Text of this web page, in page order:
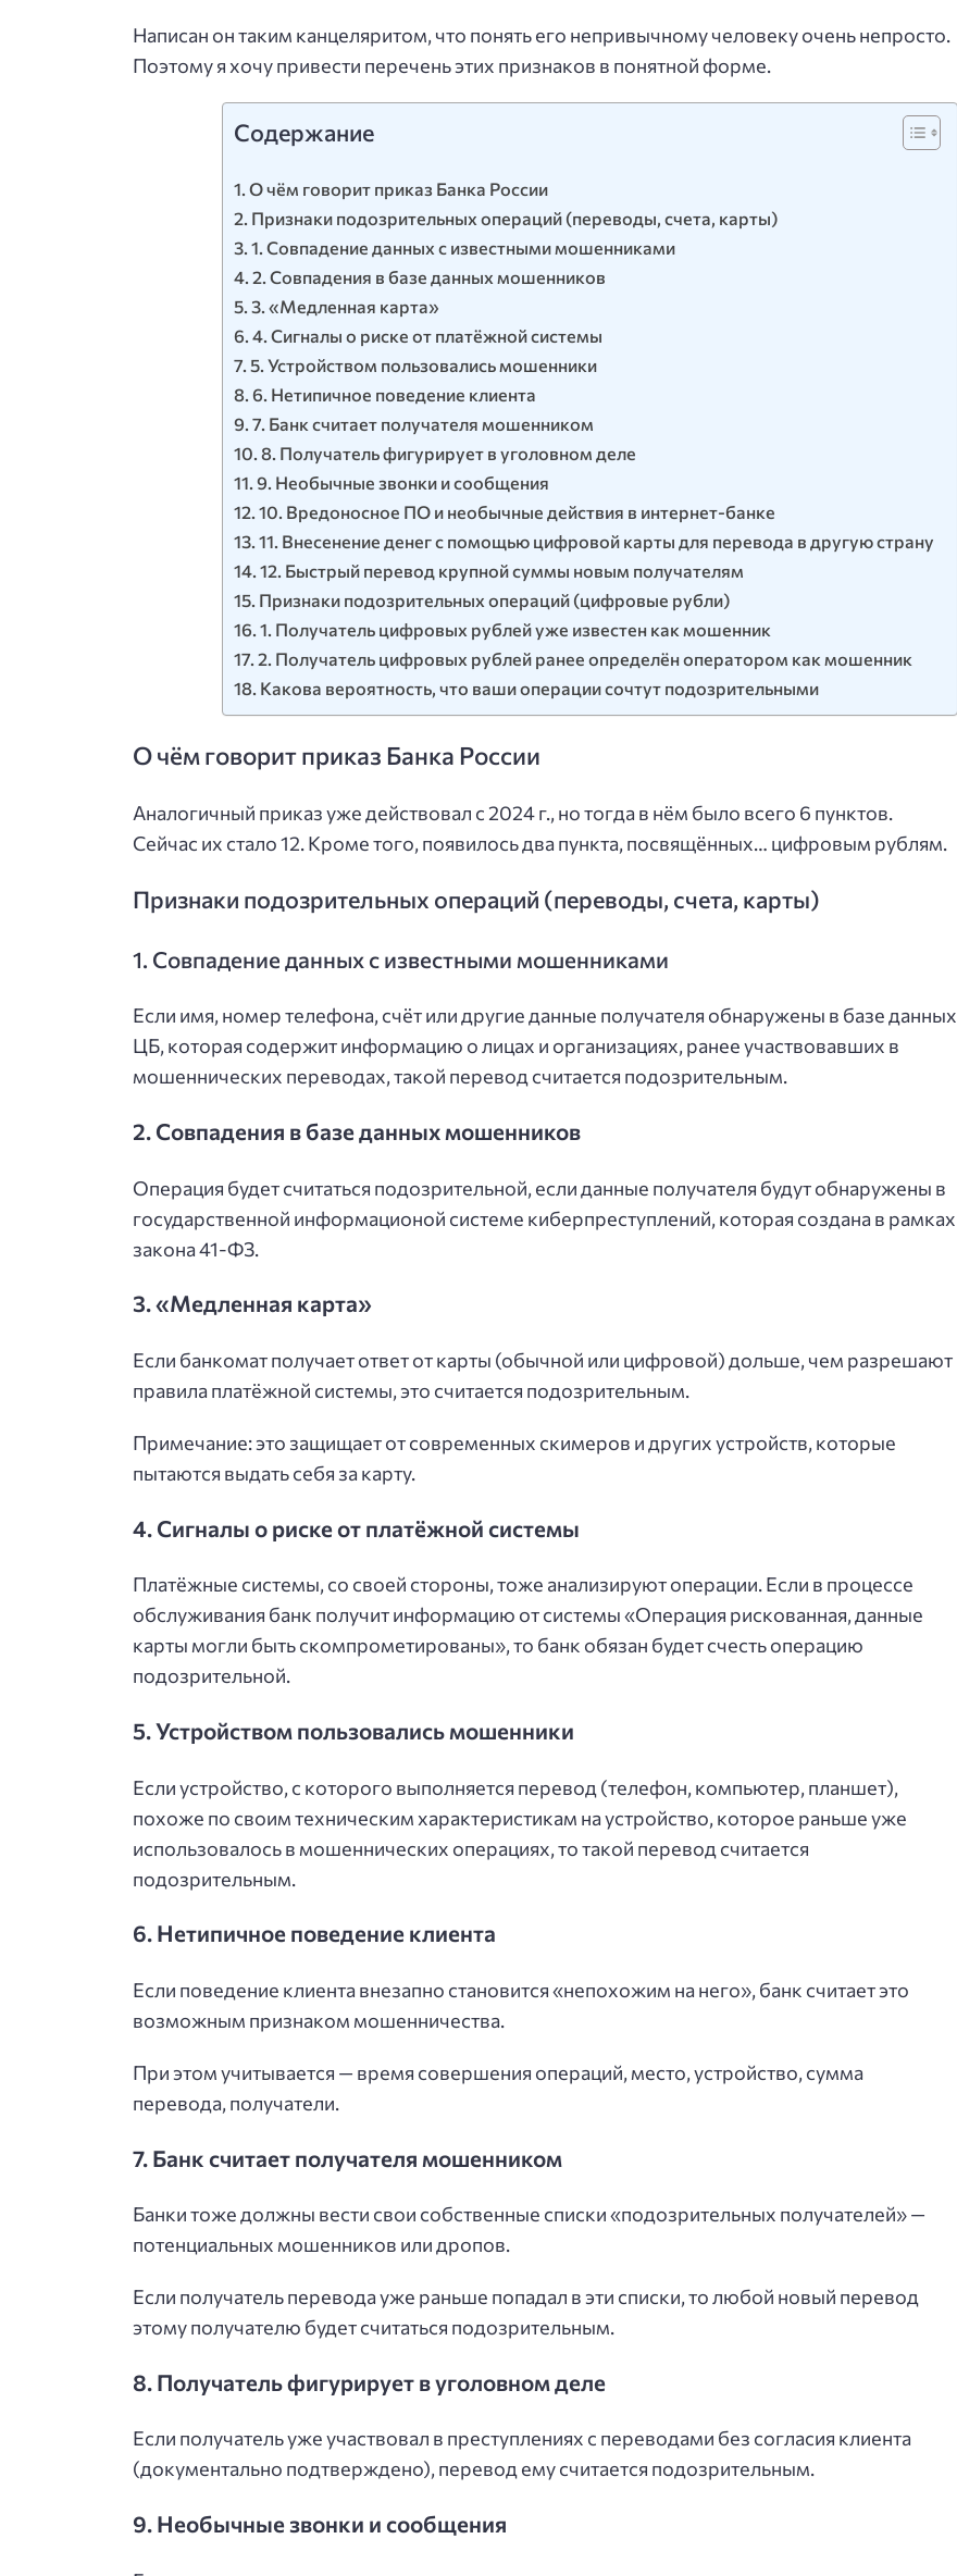
Написан он таким канцеляритом, что понять его непривычному человеку очень непросто.
Поэтому я хочу привести перечень этих признаков в понятной форме.
Содержание
О чём говорит приказ Банка России
Признаки подозрительных операций (переводы, счета, карты)
1. Совпадение данных с известными мошенниками
2. Совпадения в базе данных мошенников
3. «Медленная карта»
4. Сигналы о риске от платёжной системы
5. Устройством пользовались мошенники
6. Нетипичное поведение клиента
7. Банк считает получателя мошенником
8. Получатель фигурирует в уголовном деле
9. Необычные звонки и сообщения
10. Вредоносное ПО и необычные действия в интернет-банке
11. Внесенение денег с помощью цифровой карты для перевода в другую страну
12. Быстрый перевод крупной суммы новым получателям
Признаки подозрительных операций (цифровые рубли)
1. Получатель цифровых рублей уже известен как мошенник
2. Получатель цифровых рублей ранее определён оператором как мошенник
Какова вероятность, что ваши операции сочтут подозрительными
О чём говорит приказ Банка России
Аналогичный приказ уже действовал с 2024 г., но тогда в нём было всего 6 пунктов.
Сейчас их стало 12. Кроме того, появилось два пункта, посвящённых… цифровым рублям.
Признаки подозрительных операций (переводы, счета, карты)
1. Совпадение данных с известными мошенниками
Если имя, номер телефона, счёт или другие данные получателя обнаружены в базе данных
ЦБ, которая содержит информацию о лицах и организациях, ранее участвовавших в
мошеннических переводах, такой перевод считается подозрительным.
2. Совпадения в базе данных мошенников
Операция будет считаться подозрительной, если данные получателя будут обнаружены в
государственной информационой системе киберпреступлений, которая создана в рамках
закона 41-ФЗ.
3. «Медленная карта»
Если банкомат получает ответ от карты (обычной или цифровой) дольше, чем разрешают
правила платёжной системы, это считается подозрительным.
Примечание: это защищает от современных скимеров и других устройств, которые
пытаются выдать себя за карту.
4. Сигналы о риске от платёжной системы
Платёжные системы, со своей стороны, тоже анализируют операции. Если в процессе
обслуживания банк получит информацию от системы «Операция рискованная, данные
карты могли быть скомпрометированы», то банк обязан будет счесть операцию
подозрительной.
5. Устройством пользовались мошенники
Если устройство, с которого выполняется перевод (телефон, компьютер, планшет),
похоже по своим техническим характеристикам на устройство, которое раньше уже
использовалось в мошеннических операциях, то такой перевод считается
подозрительным.
6. Нетипичное поведение клиента
Если поведение клиента внезапно становится «непохожим на него», банк считает это
возможным признаком мошенничества.
При этом учитывается — время совершения операций, место, устройство, сумма
перевода, получатели.
7. Банк считает получателя мошенником
Банки тоже должны вести свои собственные списки «подозрительных получателей» —
потенциальных мошенников или дропов.
Если получатель перевода уже раньше попадал в эти списки, то любой новый перевод
этому получателю будет считаться подозрительным.
8. Получатель фигурирует в уголовном деле
Если получатель уже участвовал в преступлениях с переводами без согласия клиента
(документально подтверждено), перевод ему считается подозрительным.
9. Необычные звонки и сообщения